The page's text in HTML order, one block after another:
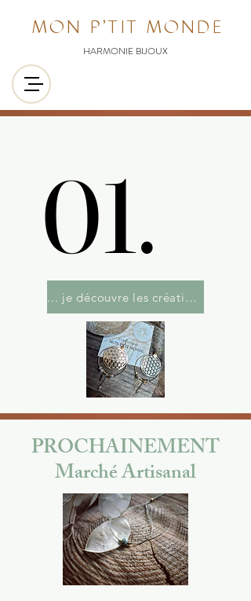
MON P'TIT MONDE
HARMONIE BIJOUX
01.
01.
... je découvre les créations
PROCHAINEMENT
Marché Artisanal